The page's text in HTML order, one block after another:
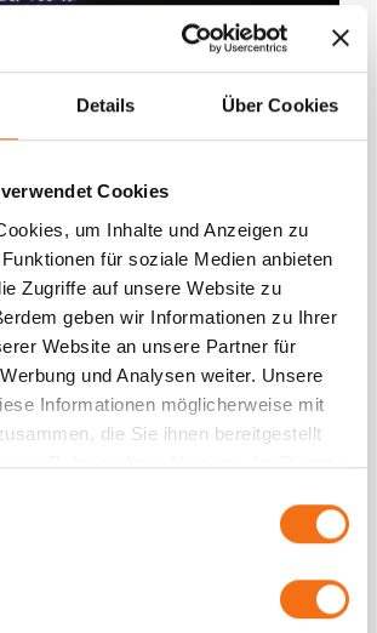
Details Über Cookies
Cookies
um Inhalte und Anzeigen zu
für soziale Medien anbieten
Zugriffe auf unsere Website zu
geben wir Informationen zu Ihrer
Website an unsere Partner für
und Analysen weiter. Unsere
Informationen möglicherweise mit
die Sie ihnen bereitgestellt
im Rahmen Ihrer Nutzung der Dienste
amberLASER, amber LED BIKE & amber LED
für unseren Kunden Bosch
des Offline-Marketings? Wir
kreative Kampagnen zu entwickeln,